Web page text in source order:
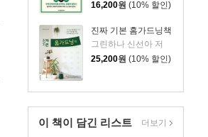
16,200원 (10% 할인)
진짜 기본 홈가드닝책
그린하나 신선아 저
25,200원 (10% 할인)
이 책이 담긴 리스트 더보기